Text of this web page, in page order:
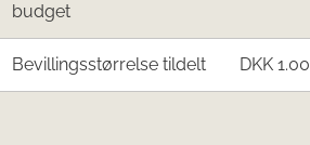
budget
Bevillingsstørrelse tildelt DKK